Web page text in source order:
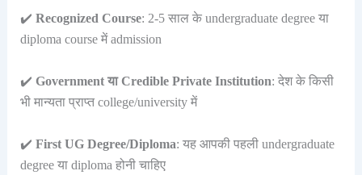
✔️ Recognized Course: 2-5 साल के undergraduate degree या
diploma course में admission
✔️ Government या Credible Private Institution: देश के किसी
भी मान्यता प्राप्त college/university में
✔️ First UG Degree/Diploma: यह आपकी पहली undergraduate
degree या diploma होनी चाहिए